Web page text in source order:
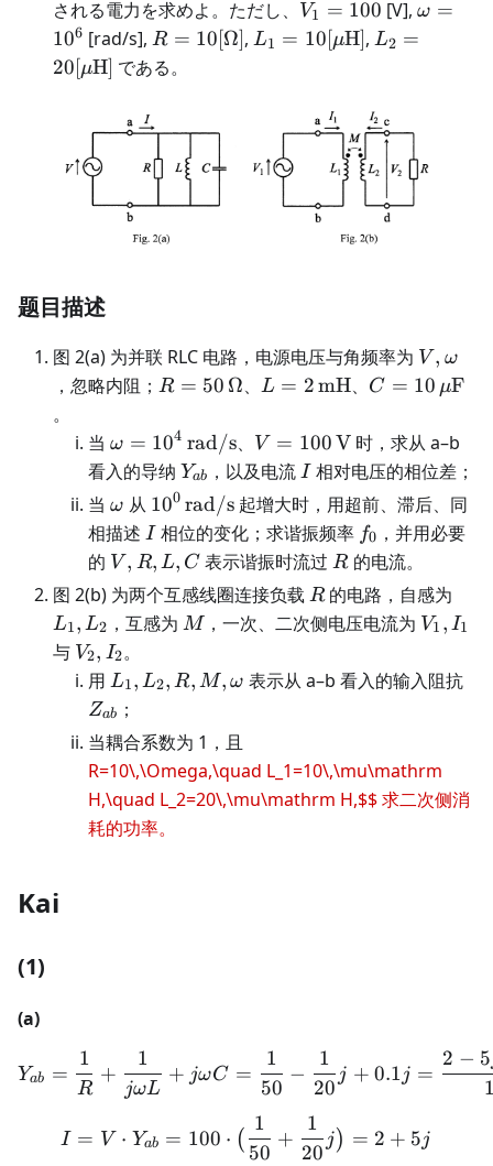
される電力を求めよ。ただし、 V_1
=
100
V1 = 100 [V],\omega
= 10^6
ω =
106 [rad/s], R = 10
[\Omega]
R = 10[Ω], L_1 = 10
L1 = 10[μH], L_2 =
L2 =
20[μH] である。
题目描述
图 2(a) 为并联 RLC 电路，电源电压与角频率为 V , ω
，忽略内阻； R=50\,\Omega
R = 50 Ω、L=2\,\mathrm{mH}
L = 2mH、 C = 10 μF
。
当 \omega=10^4\,\mathrm{rad/s}
ω = 104 rad/s、 V=100\,\mathrm
V
V = 100V 时，求从 a–b
看入的导纳 Y_{ab}
Yab ，以及电流I
I相对电压的相位差；
当 \omega
ω 从 10^0\,\mathrm{rad/s}
100 rad/s起增大时，用超前、滞后、同
相描述 I
I相位的变化；求谐振频率 f_0
f0 ，并用必要
的 V,R,L,C
V , R, L, C 表示谐振时流过R
R的电流。
图 2(b) 为两个互感线圈连接负载 R
R的电路，自感为
L1, L2 ，互感为M
M ，一次、二次侧电压电流为 V_1,I_1
V1 , I1
与 V_2,I_2
V2, I2。
用 L_1,L_2,R,M,\omega
L1, L2, R, M, ω 表示从 a–b 看入的输入阻抗
Zab
；
当耦合系数为 1，且
R=10\,\Omega,\quad L_1=10\,\mu\mathrm
H,\quad L_2=20\,\mu\mathrm H,$$ 求二次侧消
耗的功率。
Kai
(1)
(a)
Y_{ab} = \frac{1}{R}
Yab =
R
1
+
jωL
1
+ jωC =
50
1
−
20
1
j + 0.1 j =
2 − 5
I = V \cdot Y_{ab} =
I = V ⋅ Yab = 100 ⋅ (
50
1
+
20
1
j) = 2 + 5j